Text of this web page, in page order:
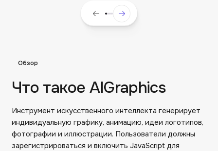
Обзор
Что такое AIGraphics
Инструмент искусственного интеллекта генерирует
индивидуальную графику, анимацию, идеи логотипов,
фотографии и иллюстрации. Пользователи должны
зарегистрироваться и включить JavaScript для